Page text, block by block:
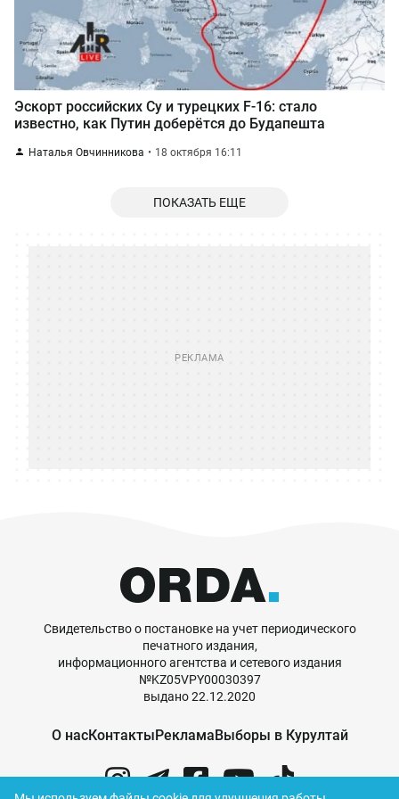
Эскорт российских Су и турецких F-16: стало
известно, как Путин доберётся до Будапешта
Наталья Овчинникова 18 октября 16:11
ПОКАЗАТЬ ЕЩЕ
Свидетельство о постановке на учет периодического
печатного издания,
информационного агентства и сетевого издания
№KZ05VPY00030397
выдано 22.12.2020
О насКонтактыРекламаВыборы в Курултай